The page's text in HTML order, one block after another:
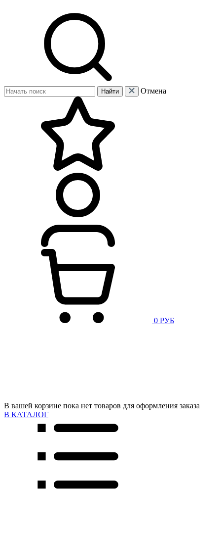
Найти Отмена
0 РУБ
В вашей корзине пока нет товаров для оформления заказа
В КАТАЛОГ